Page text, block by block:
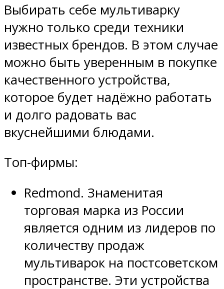
Выбирать себе мультиварку
нужно только среди техники
известных брендов. В этом случае
можно быть уверенным в покупке
качественного устройства,
которое будет надёжно работать
и долго радовать вас
вкуснейшими блюдами.
Топ-фирмы:
Redmond. Знаменитая
торговая марка из России
является одним из лидеров по
количеству продаж
мультиварок на постсоветском
пространстве. Эти устройства